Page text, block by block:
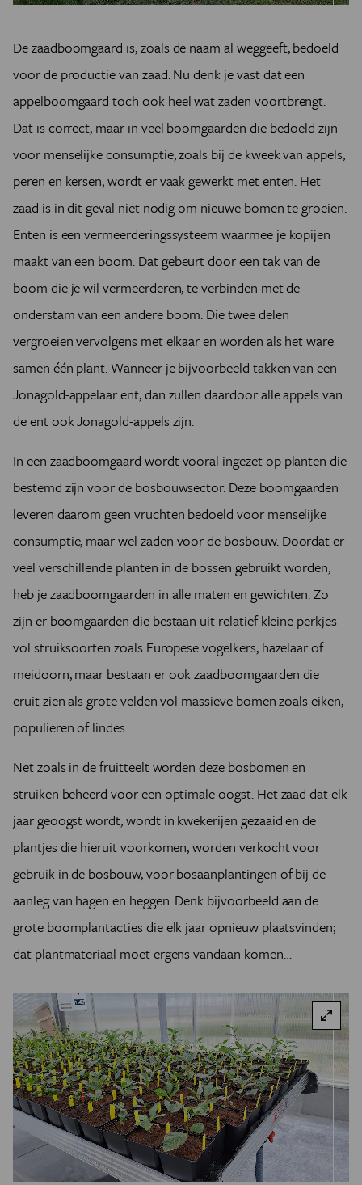
De zaadboomgaard is, zoals de naam al weggeeft, bedoeld
voor de productie van zaad. Nu denk je vast dat een
appelboomgaard toch ook heel wat zaden voortbrengt.
Dat is correct, maar in veel boomgaarden die bedoeld zijn
voor menselijke consumptie, zoals bij de kweek van appels,
peren en kersen, wordt er vaak gewerkt met enten. Het
zaad is in dit geval niet nodig om nieuwe bomen te groeien.
Enten is een vermeerderingssysteem waarmee je kopijen
maakt van een boom. Dat gebeurt door een tak van de
boom die je wil vermeerderen, te verbinden met de
onderstam van een andere boom. Die twee delen
vergroeien vervolgens met elkaar en worden als het ware
samen één plant. Wanneer je bijvoorbeeld takken van een
Jonagold-appelaar ent, dan zullen daardoor alle appels van
de ent ook Jonagold-appels zijn.
In een zaadboomgaard wordt vooral ingezet op planten die
bestemd zijn voor de bosbouwsector. Deze boomgaarden
leveren daarom geen vruchten bedoeld voor menselijke
consumptie, maar wel zaden voor de bosbouw. Doordat er
veel verschillende planten in de bossen gebruikt worden,
heb je zaadboomgaarden in alle maten en gewichten. Zo
zijn er boomgaarden die bestaan uit relatief kleine perkjes
vol struiksoorten zoals Europese vogelkers, hazelaar of
meidoorn, maar bestaan er ook zaadboomgaarden die
eruit zien als grote velden vol massieve bomen zoals eiken,
populieren of lindes.
Net zoals in de fruitteelt worden deze bosbomen en
struiken beheerd voor een optimale oogst. Het zaad dat elk
jaar geoogst wordt, wordt in kwekerijen gezaaid en de
plantjes die hieruit voorkomen, worden verkocht voor
gebruik in de bosbouw, voor bosaanplantingen of bij de
aanleg van hagen en heggen. Denk bijvoorbeeld aan de
grote boomplantacties die elk jaar opnieuw plaatsvinden;
dat plantmateriaal moet ergens vandaan komen…